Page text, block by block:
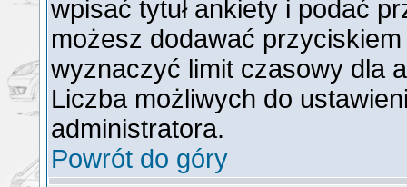
wpisać tytuł ankiety i podać
możesz dodawać
wyznaczyć limit czasowy dla
Liczba możliwych do
administratora.
Powrót do góry